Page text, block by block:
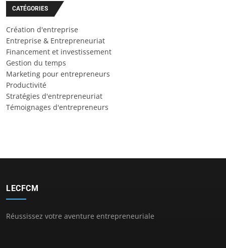
CATÉGORIES
Création d'entreprise
Entreprise & Entrepreneuriat
Financement et investissement
Gestion du temps
Marketing pour entrepreneurs
Productivité
Stratégies d'entrepreneuriat
Témoignages d'entrepreneurs
LECFCM
Réussissez votre aventure entrepreneuriale